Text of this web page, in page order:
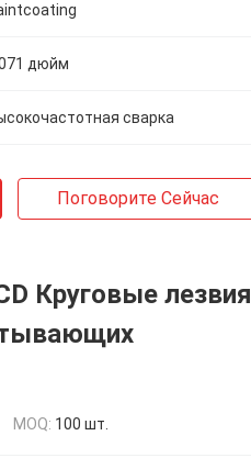
дюйм
сварка
Поговорите Сейчас
Круговые лезвия
MOQ: 100 шт.